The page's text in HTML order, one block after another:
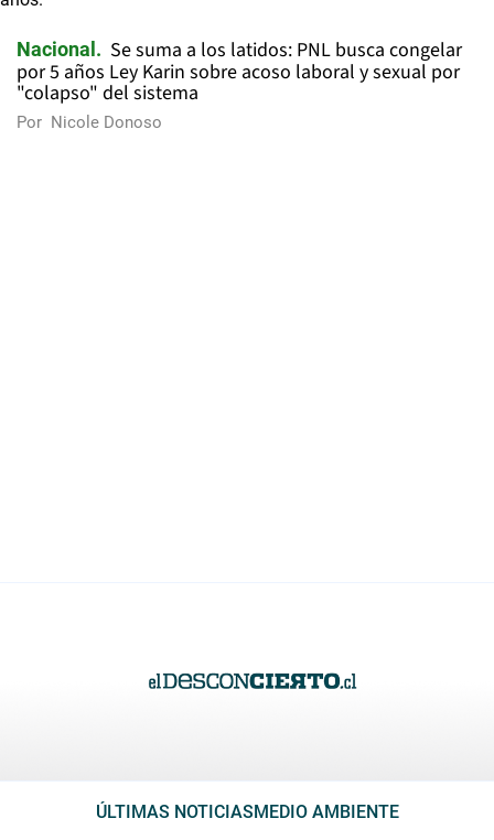
Nacional
Se suma a los latidos: PNL busca congelar
por 5 años Ley Karin sobre acoso laboral y sexual por
"colapso" del sistema
Por Nicole Donoso
ÚLTIMAS NOTICIASMEDIO AMBIENTE